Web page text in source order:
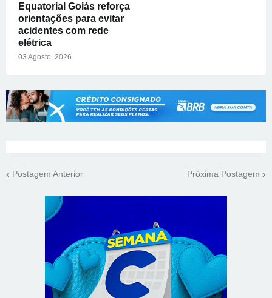
Equatorial Goiás reforça
orientações para evitar
acidentes com rede
elétrica
03 Agosto, 2026
Postagem Anterior Próxima Postagem